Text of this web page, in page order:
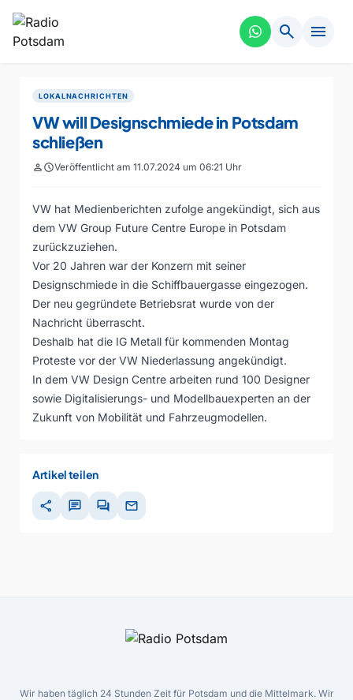
search menu
LOKALNACHRICHTEN
VW will Designschmiede in Potsdam
schließen
personscheduleVeröffentlicht am 11.07.2024 um 06:21 Uhr
VW hat Medienberichten zufolge angekündigt, sich aus
dem VW Group Future Centre Europe in Potsdam
zurückzuziehen.
Vor 20 Jahren war der Konzern mit seiner
Designschmiede in die Schiffbauergasse eingezogen.
Der neu gegründete Betriebsrat wurde von der
Nachricht überrascht.
Deshalb hat die IG Metall für kommenden Montag
Proteste vor der VW Niederlassung angekündigt.
In dem VW Design Centre arbeiten rund 100 Designer
sowie Digitalisierungs- und Modellbauexperten an der
Zukunft von Mobilität und Fahrzeugmodellen.
Artikel teilen
share chat forum mail
Wir haben täglich 24 Stunden Zeit für Potsdam und die Mittelmark. Wir